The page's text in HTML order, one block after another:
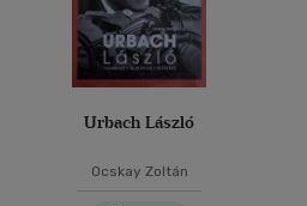
Urbach László
Ocskay Zoltán